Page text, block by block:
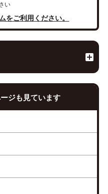
い
をご利用ください。
ジも見ています